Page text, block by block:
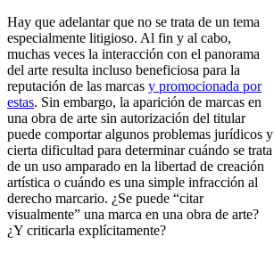
Hay que adelantar que no se trata de un tema
especialmente litigioso. Al fin y al cabo,
muchas veces la interacción con el panorama
del arte resulta incluso beneficiosa para la
reputación de las marcas y promocionada por
estas. Sin embargo, la aparición de marcas en
una obra de arte sin autorización del titular
puede comportar algunos problemas jurídicos y
cierta dificultad para determinar cuándo se trata
de un uso amparado en la libertad de creación
artística o cuándo es una simple infracción al
derecho marcario. ¿Se puede “citar
visualmente” una marca en una obra de arte?
¿Y criticarla explícitamente?